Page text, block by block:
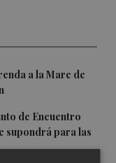
a la Mare de
de Encuentro
supondrá para las